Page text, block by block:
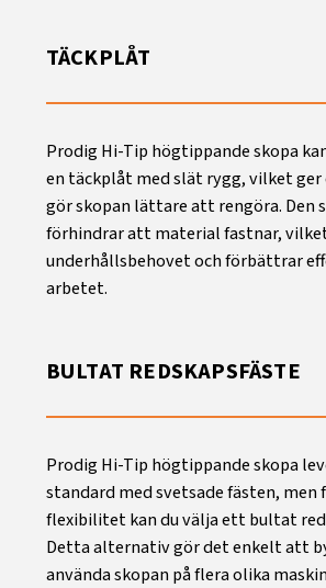
TÄCKPLÅT
Prodig Hi-Tip högtippande skopa
en täckplåt med slät rygg, vilket ger
gör skopan lättare att rengöra. Den
förhindrar att material fastnar,
underhållsbehovet och förbättrar
arbetet.
BULTAT REDSKAPSFÄSTE
Prodig Hi-Tip högtippande skopa
standard med svetsade fästen, men
flexibilitet kan du välja ett bultat
Detta alternativ gör det enkelt att
använda skopan på flera olika